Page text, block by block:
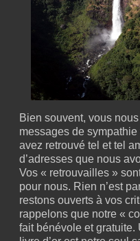
Bien souvent, vous
messages de
avez retrouvé tel et tel
d’adresses que nous
Vos « retrouvailles »
pour nous. Rien n’est
restons ouverts à vos
rappelons que notre «
fait bénévole et gratuite.